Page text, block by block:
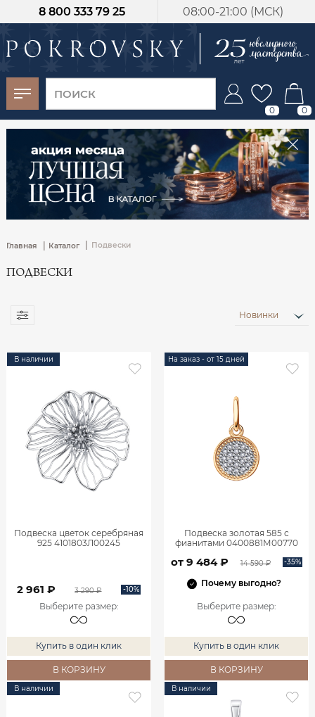
08:00-21:00 (МСК)
8 800 333 79 25
0 0
Главная | Каталог Подвески
ПОДВЕСКИ
Новинки
В наличии
Подвеска цветок серебряная
925 4101803Л00245
2 961 ₽ 3 290 ₽ -10%
Выберите размер:
Купить в один клик
В КОРЗИНУ
На заказ - от 15 дней
Подвеска золотая 585 с
фианитами 0400881М00770
от 9 484 ₽ 14 590 ₽ -35%
Почему выгодно?
Выберите размер:
Купить в один клик
В КОРЗИНУ
В наличии В наличии
-30%
от 15 дней с
момента оплаты